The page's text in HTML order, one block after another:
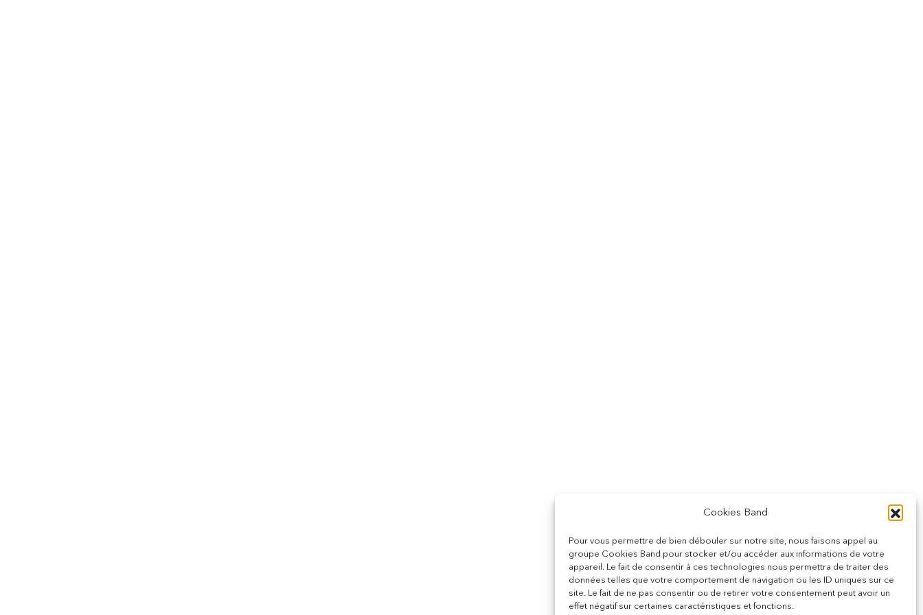
Cookies Band
Pour vous permettre de bien débouler sur notre site, nous faisons appel au
groupe Cookies Band pour stocker et/ou accéder aux informations de votre
appareil. Le fait de consentir à ces technologies nous permettra de traiter des
données telles que votre comportement de navigation ou les ID uniques sur ce
site. Le fait de ne pas consentir ou de retirer votre consentement peut avoir un
effet négatif sur certaines caractéristiques et fonctions.